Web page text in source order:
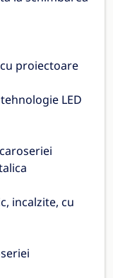
proiectoare
LED
incalzite, cu